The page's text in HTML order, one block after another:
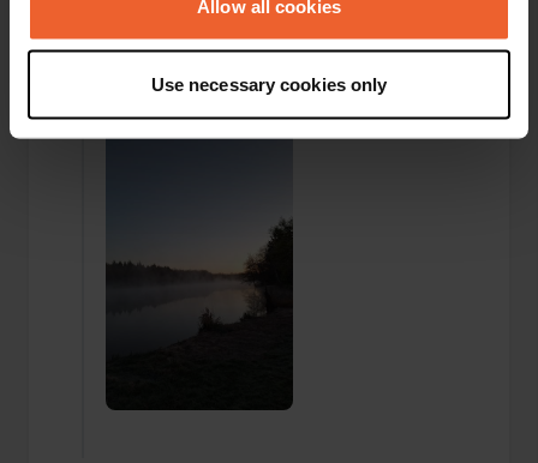
the Privacy trigger icon.
Collect information about your geographical location
which can be accurate to within several meters
Find out more about how your personal data is processed
and set your preferences in the
We use cookies to personalise content and ads, to
provide social media features and to analyse our traffic.
may combine it with other information that you’ve
Allow all cookies
Use necessary cookies only
Ajout d'une photo à un
emplacement
il y a plus
d’un an